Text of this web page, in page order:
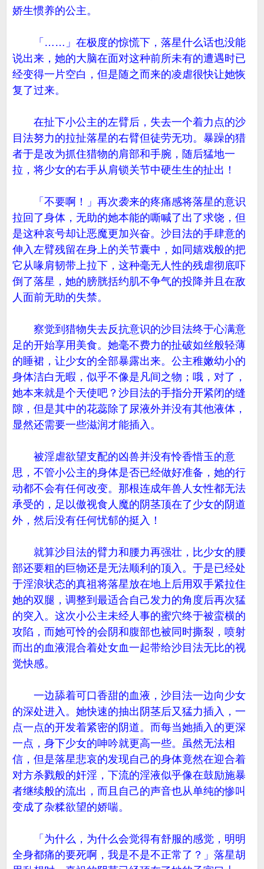
娇生惯养的公主。
「……」在极度的惊慌下，落星什么话也没能
说出来，她的大脑在面对这种前所未有的遭遇时已
经变得一片空白，但是随之而来的凌虐很快让她恢
复了过来。
在扯下小公主的左臂后，失去一个着力点的沙
目法努力的拉扯落星的右臂但徒劳无功。暴躁的猎
者于是改为抓住猎物的肩部和手腕，随后猛地一
拉，将少女的右手从肩锁关节中硬生生的扯出！
「不要啊！」再次袭来的疼痛感将落星的意识
拉回了身体，无助的她本能的嘶喊了出了求饶，但
是这种哀号却让恶魔更加兴奋。沙目法的手肆意的
伸入左臂残留在身上的关节囊中，如同嬉戏般的把
它从喙肩韧带上拉下，这种毫无人性的残虐彻底吓
倒了落星，她的膀胱括约肌不争气的投降并且在敌
人面前无助的失禁。
察觉到猎物失去反抗意识的沙目法终于心满意
足的开始享用美食。她毫不费力的扯破如丝般轻薄
的睡裙，让少女的全部暴露出来。公主稚嫩幼小的
身体洁白无暇，似乎不像是凡间之物；哦，对了，
她本来就是个天使吧？沙目法的手指分开紧闭的缝
隙，但是其中的花蕊除了尿液外并没有其他液体，
显然还需要一些滋润才能插入。
被淫虐欲望支配的凶兽并没有怜香惜玉的意
思，不管小公主的身体是否已经做好准备，她的行
动都不会有任何改变。那根连成年兽人女性都无法
承受的，足以傲视食人魔的阴茎顶在了少女的阴道
外，然后没有任何忧郁的挺入！
就算沙目法的臂力和腰力再强壮，比少女的腰
部还要粗的巨物还是无法顺利的顶入。于是已经处
于淫浪状态的真祖将落星放在地上后用双手紧拉住
她的双腿，调整到最适合自己发力的角度后再次猛
的突入。这次小公主未经人事的蜜穴终于被蛮横的
攻陷，而她可怜的会阴和腹部也被同时撕裂，喷射
而出的血液混合着处女血一起带给沙目法无比的视
觉快感。
一边舔着可口香甜的血液，沙目法一边向少女
的深处进入。她快速的抽出阴茎后又猛力插入，一
点一点的开发着紧密的阴道。而每当她插入的更深
一点，身下少女的呻吟就更高一些。虽然无法相
信，但是落星悲哀的发现自己的身体竟然在迎合着
对方杀戮般的奸淫，下流的淫液似乎像在鼓励施暴
者继续般的流出，而且自己的声音也从单纯的惨叫
变成了杂糅欲望的娇喘。
「为什么，为什么会觉得有舒服的感觉，明明
全身都痛的要死啊，我是不是不正常了？」落星胡